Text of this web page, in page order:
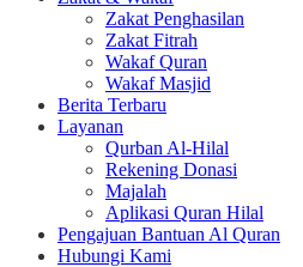
Zakat Penghasilan
Zakat Fitrah
Wakaf Quran
Wakaf Masjid
Berita Terbaru
Layanan
Qurban Al-Hilal
Rekening Donasi
Majalah
Aplikasi Quran Hilal
Pengajuan Bantuan Al Quran
Hubungi Kami